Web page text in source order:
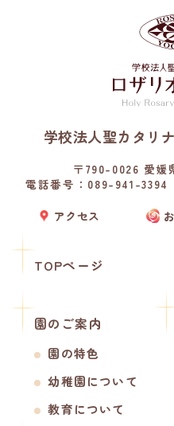
TOPページ
園のご案内
園の特色
幼稚園について
教育について
学校法人聖カタリ
〒790-0026 愛媛
電話番号：089-941-3394
アクセス